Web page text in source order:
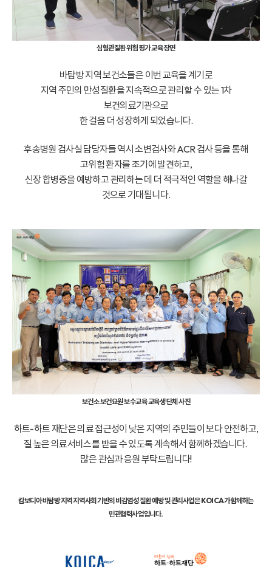
심혈관질환 위험 평가 교육 장면
바탐방 지역 보건소들은 이번 교육을 계기로
지역 주민의 만성질환을 지속적으로 관리할 수 있는 1차
보건의료기관으로
한 걸음 더 성장하게 되었습니다.
후송병원 검사실 담당자들 역시 소변검사와 ACR 검사 등을 통해
고위험 환자를 조기에 발견하고,
신장 합병증을 예방하고 관리하는 데 더 적극적인 역할을 해나갈
것으로 기대됩니다.
보건소 보건요원 보수교육 교육생 단체 사진
하트-하트 재단은 의료 접근성이 낮은 지역의 주민들이 보다 안전하고,
질 높은 의료서비스를 받을 수 있도록 계속해서 함께하겠습니다.
많은 관심과 응원 부탁드립니다!
캄보디아 바탐방 지역 지역사회 기반의 비감염성 질환 예방 및 관리사업은 KOICA가 함께하는
민관협력사업입니다.